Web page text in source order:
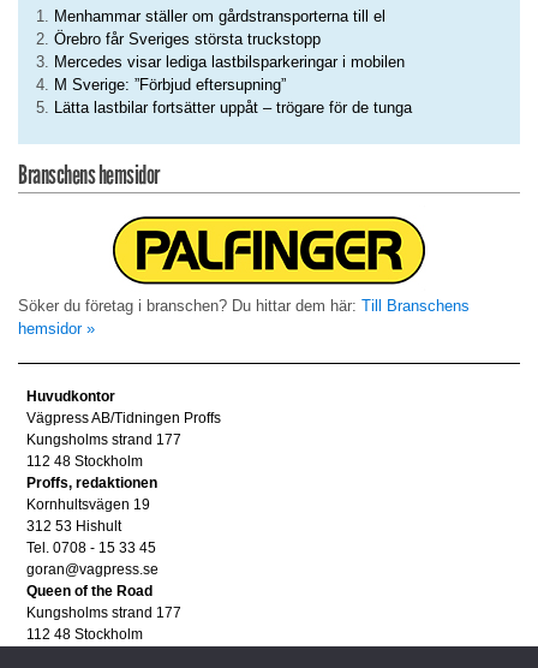
Menhammar ställer om gårdstransporterna till el
Örebro får Sveriges största truckstopp
Mercedes visar lediga lastbilsparkeringar i mobilen
M Sverige: ”Förbjud eftersupning”
Lätta lastbilar fortsätter uppåt – trögare för de tunga
Branschens hemsidor
Söker du företag i branschen? Du hittar dem här: Till Branschens
hemsidor »
Huvudkontor
Vägpress AB/Tidningen Proffs
Kungsholms strand 177
112 48 Stockholm
Proffs, redaktionen
Kornhultsvägen 19
312 53 Hishult
Tel. 0708 - 15 33 45
goran@vagpress.se
Queen of the Road
Kungsholms strand 177
112 48 Stockholm